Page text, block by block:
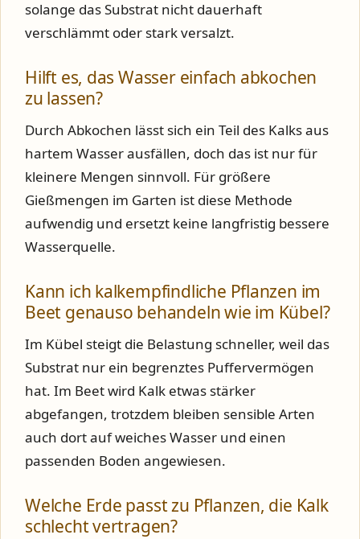
solange das Substrat nicht dauerhaft
verschlämmt oder stark versalzt.
Hilft es, das Wasser einfach abkochen
zu lassen?
Durch Abkochen lässt sich ein Teil des Kalks aus
hartem Wasser ausfällen, doch das ist nur für
kleinere Mengen sinnvoll. Für größere
Gießmengen im Garten ist diese Methode
aufwendig und ersetzt keine langfristig bessere
Wasserquelle.
Kann ich kalkempfindliche Pflanzen im
Beet genauso behandeln wie im Kübel?
Im Kübel steigt die Belastung schneller, weil das
Substrat nur ein begrenztes Puffervermögen
hat. Im Beet wird Kalk etwas stärker
abgefangen, trotzdem bleiben sensible Arten
auch dort auf weiches Wasser und einen
passenden Boden angewiesen.
Welche Erde passt zu Pflanzen, die Kalk
schlecht vertragen?